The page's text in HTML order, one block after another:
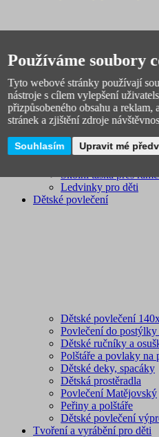
Batohy a batůžky
Batohy na výlety,
Stylové batohy do
Tašky a kabelky
Školní taška přes
Ledvinky pro děti
Dětské povlečení
Dětské povlečení
Povlečení do
Dětské ručníky a
Polštáře a povlaky na
Dětské deky, spacáky
Dětská prostěradla
Povlečení Matějovský
Peřiny a polštáře
Dětské povlečení
Tvoření a vyrábění pro děti
Používáme soubory
Tyto webové stránky používají
nástroje s cílem vylepšení
přizpůsobeného obsahu a
stránek a zjištění zdroje
Souhlasím Upravit mé